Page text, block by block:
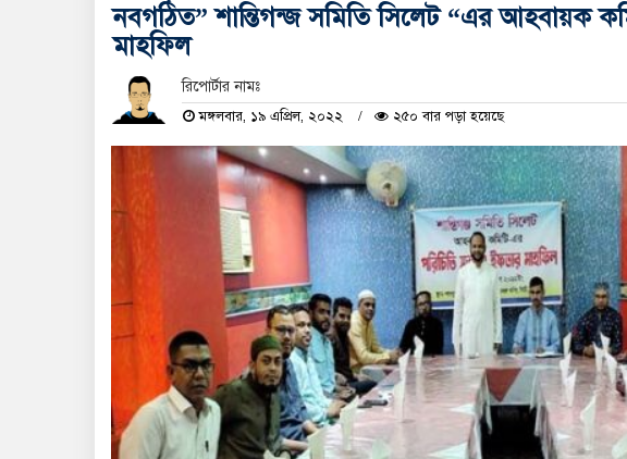
নবগঠিত” শান্তিগন্জ সমিতি সিলেট “এর আহবায়ক
মাহফিল
রিপোর্টার নামঃ
মঙ্গলবার, ১৯ এপ্রিল, ২০২২ ২৫০ বার পড়া হয়েছে